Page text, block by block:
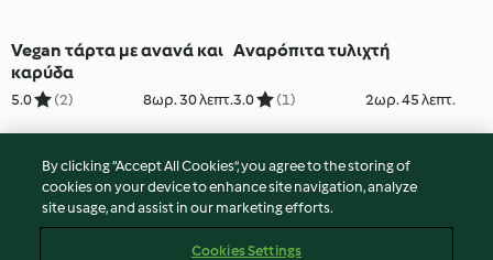
Vegan τάρτα με ανανά και
καρύδα
5.0 (2) 8ωρ. 30 λεπτ.
Αναρόπιτα τυλιχτή
3.0 (1) 2ωρ. 45 λεπτ.
By clicking “Accept All Cookies”, you agree to the storing of
cookies on your device to enhance site navigation, analyze
site usage, and assist in our marketing efforts.
Cookies Settings